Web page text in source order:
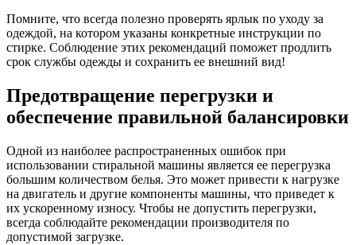
Помните, что всегда полезно проверять ярлык по уходу за
одеждой, на котором указаны конкретные инструкции по
стирке. Соблюдение этих рекомендаций поможет продлить
срок службы одежды и сохранить ее внешний вид!
Предотвращение перегрузки и
обеспечение правильной балансировки
Одной из наиболее распространенных ошибок при
использовании стиральной машины является ее перегрузка
большим количеством белья. Это может привести к нагрузке
на двигатель и другие компоненты машины, что приведет к
их ускоренному износу. Чтобы не допустить перегрузки,
всегда соблюдайте рекомендации производителя по
допустимой загрузке.